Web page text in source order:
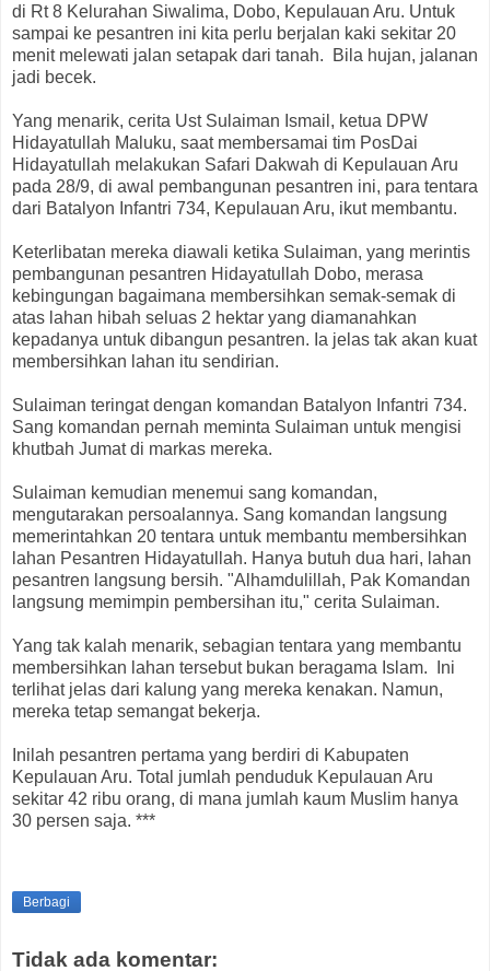
di Rt 8 Kelurahan Siwalima, Dobo, Kepulauan Aru. Untuk
sampai ke pesantren ini kita perlu berjalan kaki sekitar 20
menit melewati jalan setapak dari tanah. Bila hujan, jalanan
jadi becek.
Yang menarik, cerita Ust Sulaiman Ismail, ketua DPW
Hidayatullah Maluku, saat membersamai tim PosDai
Hidayatullah melakukan Safari Dakwah di Kepulauan Aru
pada 28/9, di awal pembangunan pesantren ini, para tentara
dari Batalyon Infantri 734, Kepulauan Aru, ikut membantu.
Keterlibatan mereka diawali ketika Sulaiman, yang merintis
pembangunan pesantren Hidayatullah Dobo, merasa
kebingungan bagaimana membersihkan semak-semak di
atas lahan hibah seluas 2 hektar yang diamanahkan
kepadanya untuk dibangun pesantren. Ia jelas tak akan kuat
membersihkan lahan itu sendirian.
Sulaiman teringat dengan komandan Batalyon Infantri 734.
Sang komandan pernah meminta Sulaiman untuk mengisi
khutbah Jumat di markas mereka.
Sulaiman kemudian menemui sang komandan,
mengutarakan persoalannya. Sang komandan langsung
memerintahkan 20 tentara untuk membantu membersihkan
lahan Pesantren Hidayatullah. Hanya butuh dua hari, lahan
pesantren langsung bersih. "Alhamdulillah, Pak Komandan
langsung memimpin pembersihan itu," cerita Sulaiman.
Yang tak kalah menarik, sebagian tentara yang membantu
membersihkan lahan tersebut bukan beragama Islam. Ini
terlihat jelas dari kalung yang mereka kenakan. Namun,
mereka tetap semangat bekerja.
Inilah pesantren pertama yang berdiri di Kabupaten
Kepulauan Aru. Total jumlah penduduk Kepulauan Aru
sekitar 42 ribu orang, di mana jumlah kaum Muslim hanya
30 persen saja. ***
Berbagi
Tidak ada komentar: